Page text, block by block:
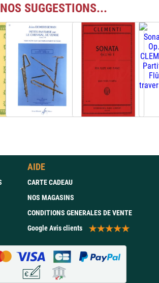
NOS SUGGESTIONS...
AIDE
CARTE CADEAU
NOS MAGASINS
CONDITIONS GENERALES DE VENTE
Google Avis clients